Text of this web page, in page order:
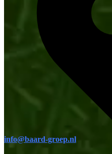
info@baard-groep.nl